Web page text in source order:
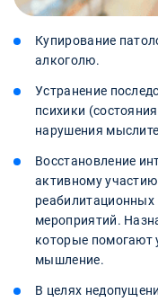
Купирование
алкоголю.
Устранение
психики
нарушения
Восстановление
активному
реабилитационных
мероприятий.
которые помогают
мышление.
В целях